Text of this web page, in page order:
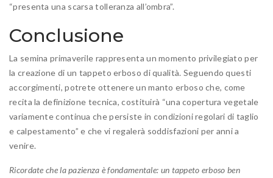
“presenta una scarsa tolleranza all’ombra”.
Conclusione
La semina primaverile rappresenta un momento privilegiato per
la creazione di un tappeto erboso di qualità. Seguendo questi
accorgimenti, potrete ottenere un manto erboso che, come
recita la definizione tecnica, costituirà “una copertura vegetale
variamente continua che persiste in condizioni regolari di taglio
e calpestamento” e che vi regalerà soddisfazioni per anni a
venire.
Ricordate che la pazienza è fondamentale: un tappeto erboso ben